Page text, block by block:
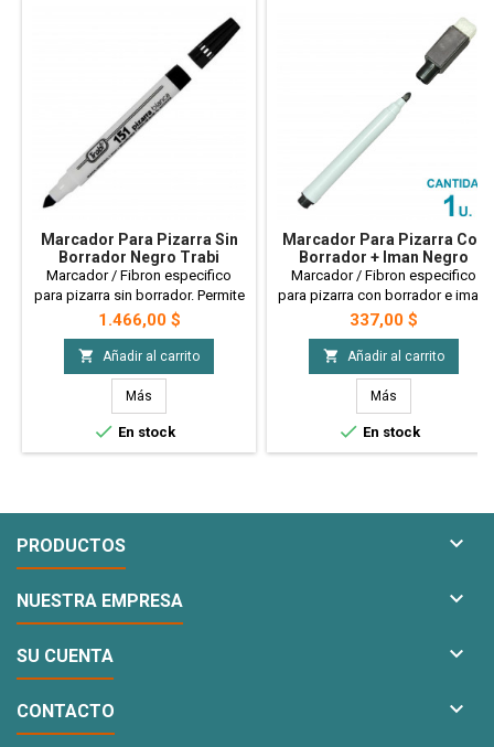
Marcador Para Pizarra Sin
Borrador Negro Trabi
Marcador / Fibron especifico
para pizarra sin borrador. Permite
ser borrado facilmente, con un
paño seco, por su composicion
en la tinta.
Precio
1.466,00 $
 Añadir al carrito
Más
 En stock
Marcador Para Pizarra Con
Borrador + Iman Negro
Marcador / Fibron especifico
para pizarra con borrador e iman.
Permite ser borrado facilmente,
con un paño seco, por su
composicion en la tinta.
Precio
337,00 $
 Añadir al carrito
Más
 En stock
PRODUCTOS 
NUESTRA EMPRESA 
SU CUENTA 
CONTACTO 